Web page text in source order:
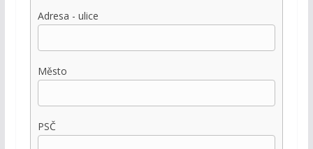
Adresa - ulice
Město
PSČ